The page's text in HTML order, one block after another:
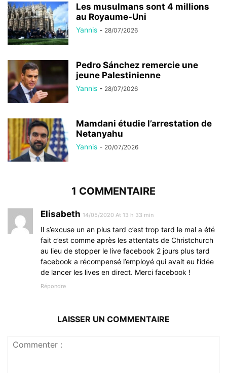
Les musulmans sont 4 millions
au Royaume-Uni
Yannis - 28/07/2026
Pedro Sánchez remercie une
jeune Palestinienne
Yannis - 28/07/2026
Mamdani étudie l’arrestation de
Netanyahu
Yannis - 20/07/2026
1 COMMENTAIRE
Elisabeth 14/05/2020 At 13 h 33 min
Il s’excuse un an plus tard c’est trop tard le mal a été
fait c’est comme après les attentats de Christchurch
au lieu de stopper le live facebook 2 jours plus tard
facebook a récompensé l’employé qui avait eu l’idée
de lancer les lives en direct. Merci facebook !
Répondre
LAISSER UN COMMENTAIRE